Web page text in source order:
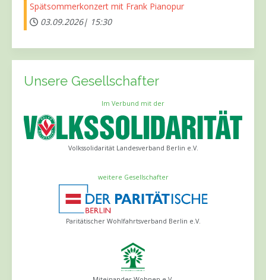
Spätsommerkonzert mit Frank Pianopur
03.09.2026| 15:30
Unsere Gesellschafter
Im Verbund mit der
Volkssolidarität Landesverband Berlin e.V.
weitere Gesellschafter
Paritätischer Wohlfahrtsverband Berlin e.V.